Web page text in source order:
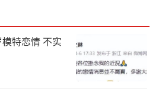
特恋情 不实